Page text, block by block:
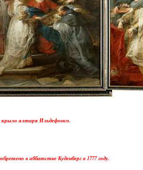
крыло алтаря Ильдефонсо.
в аббатстве Куденберг в 1777 году.